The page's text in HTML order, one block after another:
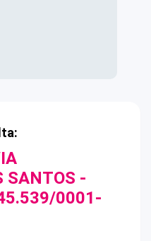
SANTOS -
0001-